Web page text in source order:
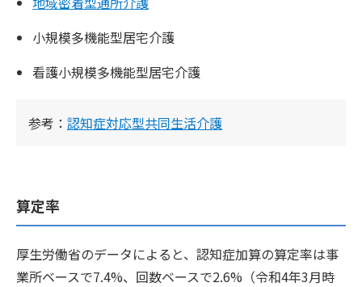
小規模多機能型居宅介護
看護小規模多機能型居宅介護
参考： 認知症対応型共同生活介護
算定率
厚生労働省のデータによると、認知症加算の算定率は事
業所ベースで7.4%、回数ベースで2.6%（令和4年3月時